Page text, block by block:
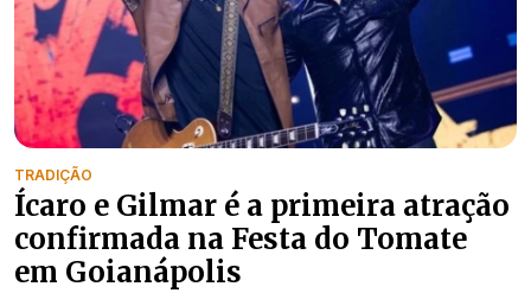
TRADIÇÃO
Ícaro e Gilmar é a primeira atração
confirmada na Festa do Tomate
em Goianápolis